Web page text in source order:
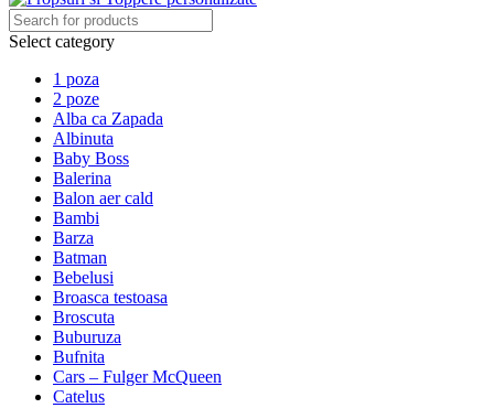
Select category
1 poza
2 poze
Alba ca Zapada
Albinuta
Baby Boss
Balerina
Balon aer cald
Bambi
Barza
Batman
Bebelusi
Broasca testoasa
Broscuta
Buburuza
Bufnita
Cars – Fulger McQueen
Catelus